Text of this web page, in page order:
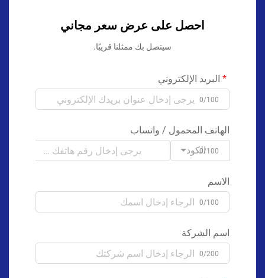
احصل على عرض سعر مجاني
سيتصل بك ممثلنا قريبًا.
البريد الإلكتروني
0/100
الهاتف المحمول / واتساب
الكود0/100
الاسم
0/100
اسم الشركة
0/200